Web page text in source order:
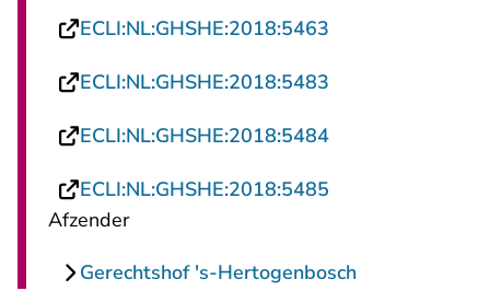
ECLI:NL:GHSHE:2018:5463
ECLI:NL:GHSHE:2018:5483
ECLI:NL:GHSHE:2018:5484- U verlaat
ECLI:NL:GHSHE:2018:5485
Afzender
Gerechtshof 's-Hertogenbosch